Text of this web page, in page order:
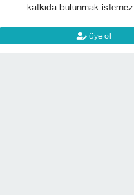
katkıda bulunmak
üye ol